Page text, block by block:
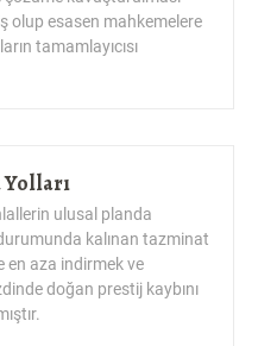
tamamlayıcısı
ulusal planda
kalınan tazminat
en aza indirmek ve
doğan prestij kaybını